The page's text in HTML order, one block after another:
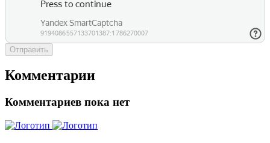
Отправить
Комментарии
Комментариев пока нет